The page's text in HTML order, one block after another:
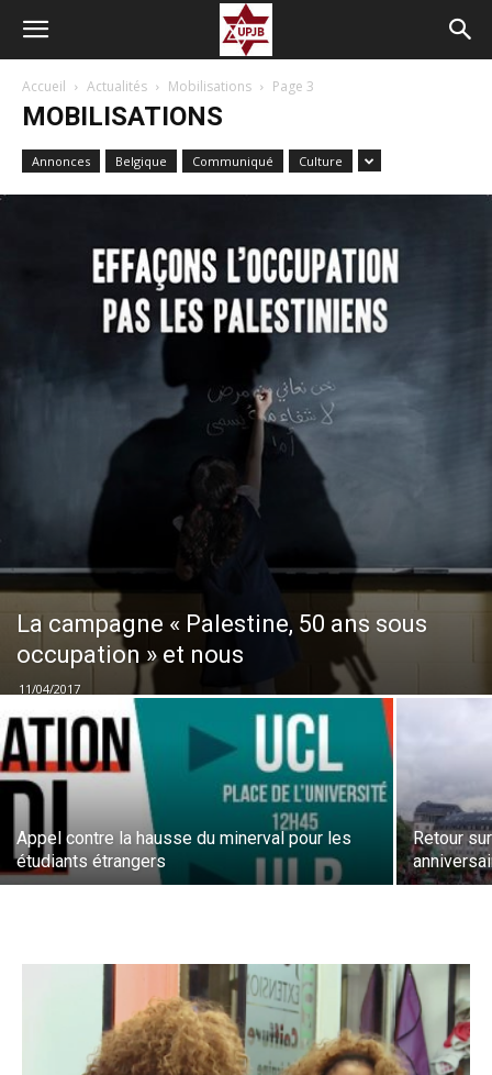
Accueil Actualités Mobilisations Page 3
MOBILISATIONS
Annonces Belgique Communiqué Culture
La campagne « Palestine, 50 ans sous
occupation » et nous
11/04/2017
Appel contre la hausse du minerval pour les
étudiants étrangers
Retour